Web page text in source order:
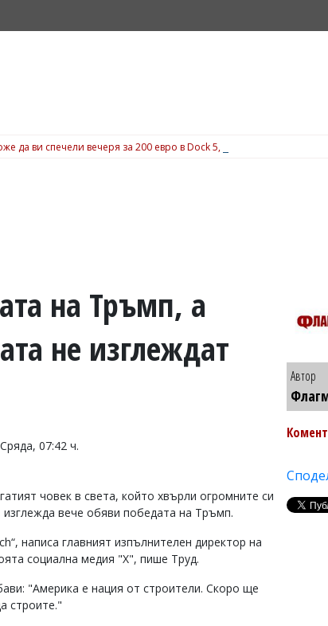
да ви спечели вечеря за 200 евро в Dock 5, вижте подробности
на Тръмп, а
не изглеждат
07:42 ч.
човек в света, който хвърли огромните си
изглежда вече обяви победата на Тръмп.
написа главният изпълнителен директор на
социална медия "X", пише Труд.
"Америка е нация от строители. Скоро ще
строите."
Автор